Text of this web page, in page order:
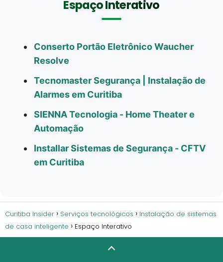
Espaço Interativo
Conserto Portão Eletrônico Waucher
Resolve
Tecnomaster Segurança | Instalação de
Alarmes em Curitiba
SIENNA Tecnologia - Home Theater e
Automação
Installar Sistemas de Segurança - CFTV
em Curitiba
Curitiba Insider Serviços tecnológicos
Instalação de sistemas
de casa inteligente
Espaço Interativo